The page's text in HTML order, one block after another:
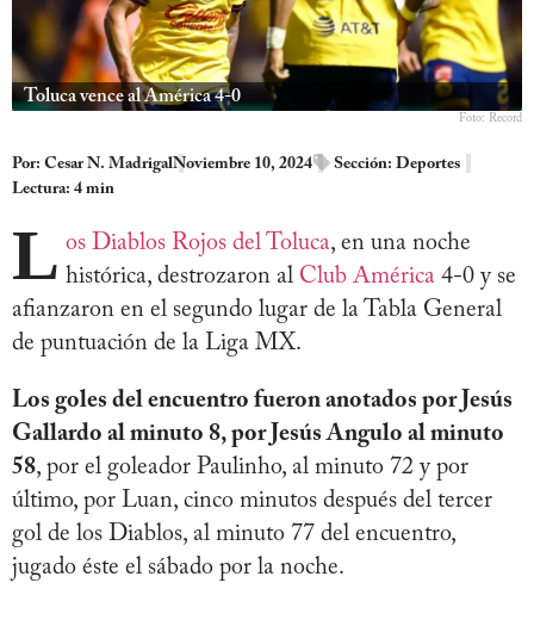
Toluca vence al América 4-0
Foto: Record
Por: Cesar N. MadrigalNoviembre 10, 2024 Sección: Deportes
Lectura: 4 min
L os Diablos Rojos del Toluca, en una noche
histórica, destrozaron al Club América 4-0 y se
afianzaron en el segundo lugar de la Tabla General
de puntuación de la Liga MX.
Los goles del encuentro fueron anotados por Jesús
Gallardo al minuto 8, por Jesús Angulo al minuto
58, por el goleador Paulinho, al minuto 72 y por
último, por Luan, cinco minutos después del tercer
gol de los Diablos, al minuto 77 del encuentro,
jugado éste el sábado por la noche.